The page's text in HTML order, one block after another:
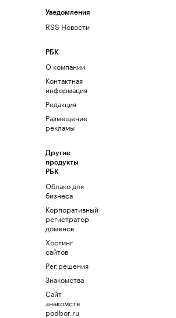
Уведомления
RSS Новости
РБК
О компании
Контактная
информация
Редакция
Размещение
рекламы
Другие
продукты
РБК
Облако для
бизнеса
Корпоративный
регистратор
доменов
Хостинг
сайтов
Рег.решения
Знакомства
Сайт
знакомств
podbor.ru